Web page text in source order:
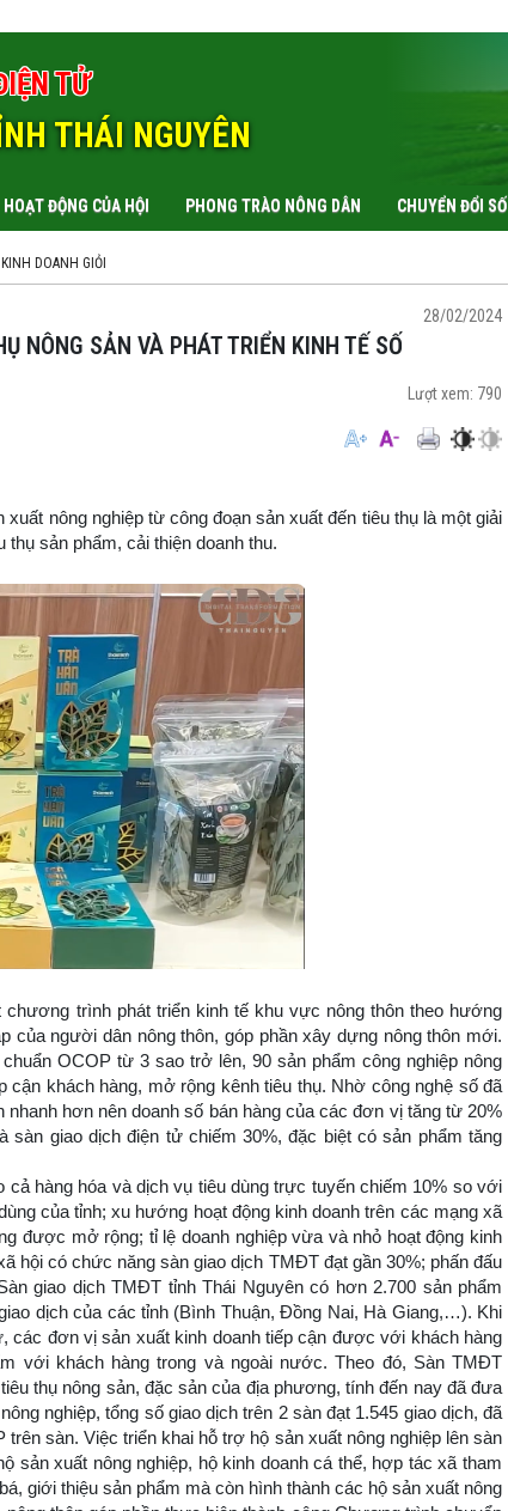
TỬ
THÁI NGUYÊN
HOẠT ĐỘNG CỦA HỘI PHONG TRÀO NÔNG DÂN CHUYỂN ĐỔI SỐ
DOANH GIỎI
28/02/2024
NÔNG SẢN VÀ PHÁT TRIỂN KINH TẾ SỐ
Lượt xem: 790
nông nghiệp từ công đoạn sản xuất đến tiêu thụ là một giải
sản phẩm, cải thiện doanh thu.
trình phát triển kinh tế khu vực nông thôn theo hướng
của người dân nông thôn, góp phần xây dựng nông thôn mới.
OCOP từ 3 sao trở lên, 90 sản phẩm công nghiệp nông
khách hàng, mở rộng kênh tiêu thụ. Nhờ công nghệ số đã
hơn nên doanh số bán hàng của các đơn vị tăng từ 20%
sàn giao dịch điện tử chiếm 30%, đặc biệt có sản phẩm tăng
hàng hóa và dịch vụ tiêu dùng trực tuyến chiếm 10% so với
của tỉnh; xu hướng hoạt động kinh doanh trên các mạng xã
được mở rộng; tỉ lệ doanh nghiệp vừa và nhỏ hoạt động kinh
hội có chức năng sàn giao dịch TMĐT đạt gần 30%; phấn đấu
giao dịch TMĐT tỉnh Thái Nguyên có hơn 2.700 sản phẩm
dịch của các tỉnh (Bình Thuận, Đồng Nai, Hà Giang,…). Khi
các đơn vị sản xuất kinh doanh tiếp cận được với khách hàng
với khách hàng trong và ngoài nước. Theo đó, Sàn TMĐT
thụ nông sản, đặc sản của địa phương, tính đến nay đã đưa
nghiệp, tổng số giao dịch trên 2 sàn đạt 1.545 giao dịch, đã
sàn. Việc triển khai hỗ trợ hộ sản xuất nông nghiệp lên sàn
xuất nông nghiệp, hộ kinh doanh cá thể, hợp tác xã tham
giới thiệu sản phẩm mà còn hình thành các hộ sản xuất nông